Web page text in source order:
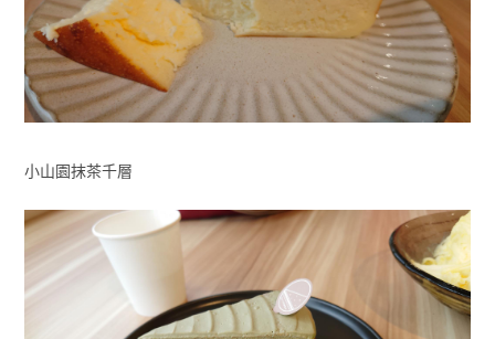
小山園抹茶千層